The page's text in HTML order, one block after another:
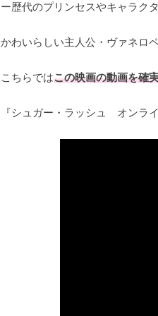
ー歴代のプリンセスやキャラク
かわいらしい主人公・ヴァネロ
こちらではこの映画の動画を確
『シュガー・ラッシュ オンラ